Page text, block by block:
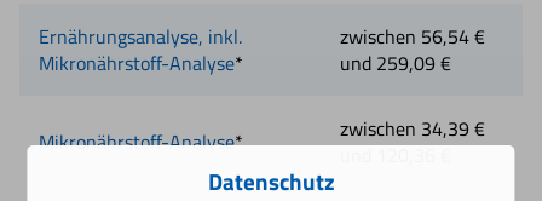
Ernährungsanalyse, inkl.
Mikronährstoff-Analyse*
zwischen 56,54 €
und 259,09 €
Mikronährstoff-Analyse*
zwischen 34,39 €
und 120,36 €
Datenschutz